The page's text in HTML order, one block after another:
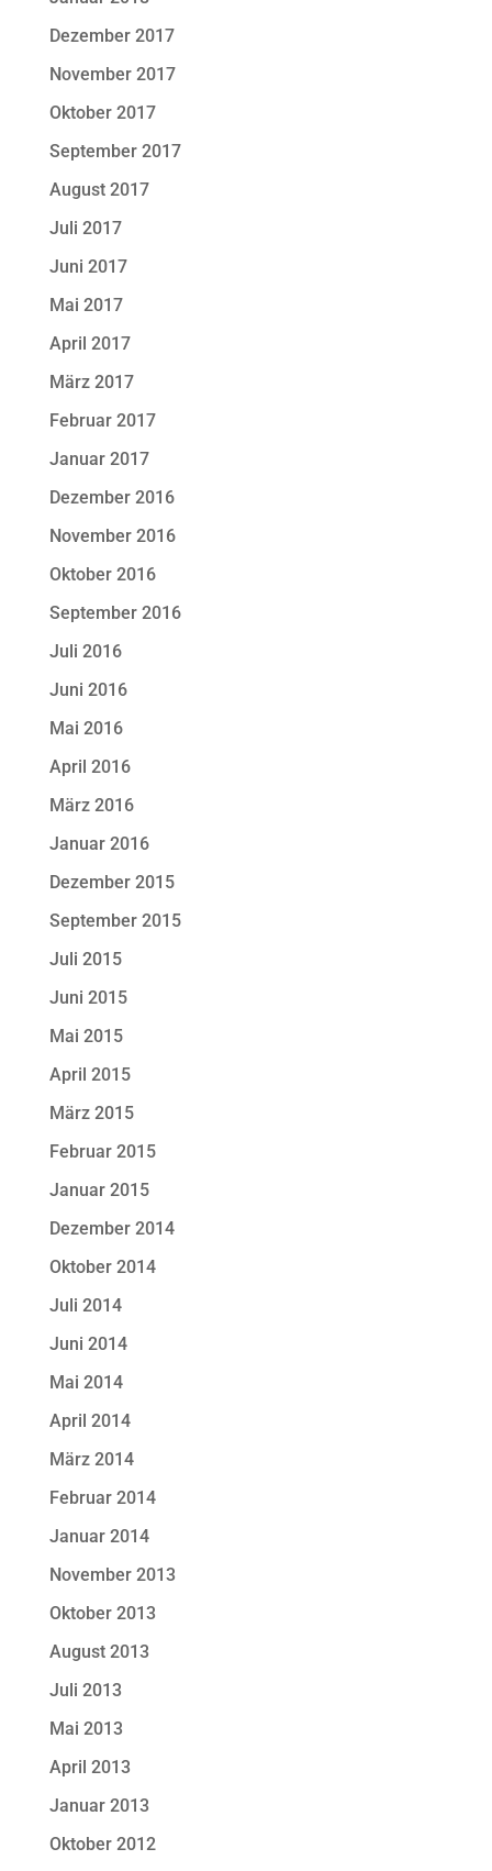
Dezember 2017
November 2017
Oktober 2017
September 2017
August 2017
Juli 2017
Juni 2017
Mai 2017
April 2017
März 2017
Februar 2017
Januar 2017
Dezember 2016
November 2016
Oktober 2016
September 2016
Juli 2016
Juni 2016
Mai 2016
April 2016
März 2016
Januar 2016
Dezember 2015
September 2015
Juli 2015
Juni 2015
Mai 2015
April 2015
März 2015
Februar 2015
Januar 2015
Dezember 2014
Oktober 2014
Juli 2014
Juni 2014
Mai 2014
April 2014
März 2014
Februar 2014
Januar 2014
November 2013
Oktober 2013
August 2013
Juli 2013
Mai 2013
April 2013
Januar 2013
Oktober 2012